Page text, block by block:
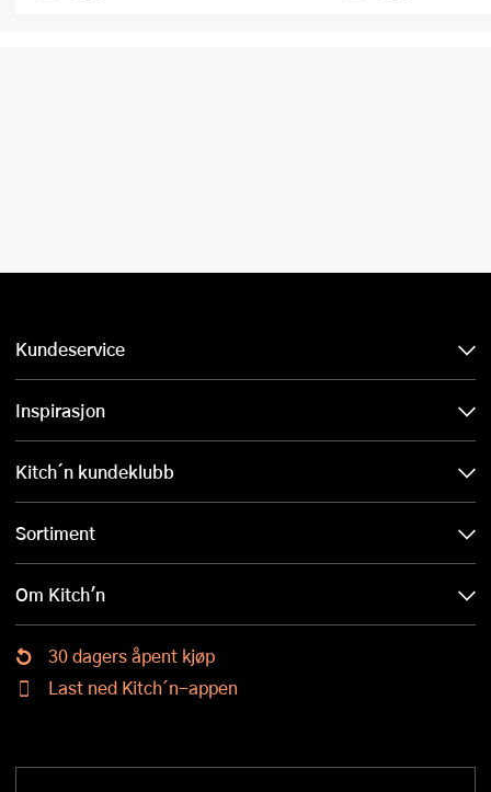
Kundeservice
Inspirasjon
Kitch´n kundeklubb
Sortiment
Om Kitch'n
30 dagers åpent kjøp
Last ned Kitch´n-appen